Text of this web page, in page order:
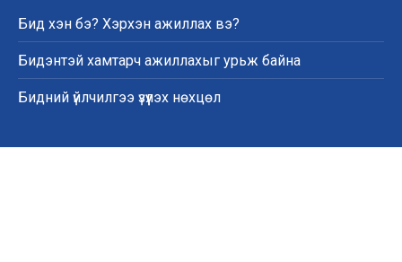
Бид хэн бэ? Хэрхэн ажиллах вэ?
Бидэнтэй хамтарч ажиллахыг урьж байна
Бидний үйлчилгээ үзүүлэх нөхцөл